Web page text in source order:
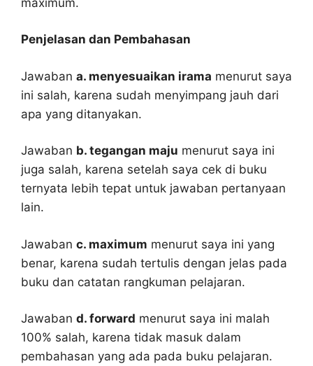
Penjelasan dan Pembahasan
Jawaban a. menyesuaikan irama menurut saya
ini salah, karena sudah menyimpang jauh dari
apa yang ditanyakan.
Jawaban b. tegangan maju menurut saya ini
juga salah, karena setelah saya cek di buku
ternyata lebih tepat untuk jawaban pertanyaan
lain.
Jawaban c. maximum menurut saya ini yang
benar, karena sudah tertulis dengan jelas pada
buku dan catatan rangkuman pelajaran.
Jawaban d. forward menurut saya ini malah
100% salah, karena tidak masuk dalam
pembahasan yang ada pada buku pelajaran.